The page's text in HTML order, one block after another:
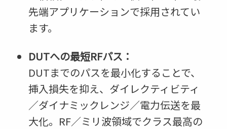
先端アプリケーションで採用されてい
ます。
DUTへの最短RFパス：
DUTまでのパスを最小化することで、
挿入損失を抑え、ダイレクティビティ
／ダイナミックレンジ／電力伝送を最
大化。RF／ミリ波領域でクラス最高の